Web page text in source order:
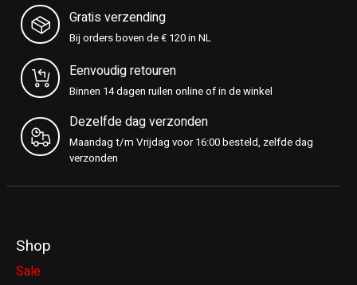
Gratis verzending
Bij orders boven de € 120 in NL
Eenvoudig retouren
Binnen 14 dagen ruilen online of in de winkel
Dezelfde dag verzonden
Maandag t/m Vrijdag voor 16:00 besteld, zelfde dag
verzonden
Shop
Sale